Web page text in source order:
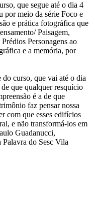
que segue até o dia 4
por meio da série Foco e
e prática fotográfica que
Paisagem,
Personagens ao
e a memória, por
curso, que vai até o dia
que qualquer resquício
é a de que
faz pensar nossa
com que esses edifícios
e não transformá-los em
Guadanucci,
do Sesc Vila